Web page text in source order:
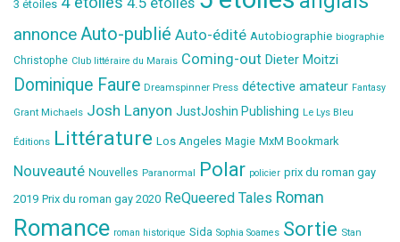
3 étoiles
annonce Auto-publié Auto-édité Autobiographie biographie
Christophe Club littéraire du Marais Coming-out Dieter Moitzi
Dominique Faure Dreamspinner Press détective amateur Fantasy
Grant Michaels Josh Lanyon JustJoshin Publishing Le Lys Bleu
Éditions Littérature Los Angeles Magie MxM Bookmark
Nouveauté Nouvelles Paranormal Polar policier prix du roman gay
2019 Prix du roman gay 2020 ReQueered Tales Roman
Romance roman historique Sida Sophia Soames Sortie Stan